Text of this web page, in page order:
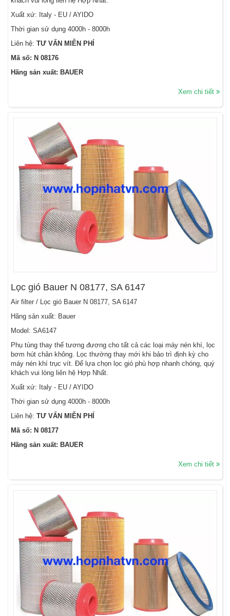
Xuất xứ: Italy - EU / AYIDO
Thời gian sử dụng 4000h - 8000h
Liên hệ: TƯ VẤN MIỄN PHÍ
Mã số: N 08176
Hãng sản xuất: BAUER
Xem chi tiết
Lọc gió Bauer N 08177, SA 6147
Air filter / Lọc gió Bauer N 08177, SA 6147
Hãng sản xuất: Bauer
Model: SA6147
Phụ tùng thay thế tương đương cho tất cả các loại máy nén khí, lọc
bơm hút chân không. Lọc thường thay mới khi bảo trì định kỳ cho
máy nén khí trục vít. Để lựa chọn lọc gió phù hợp nhanh chóng, quý
khách vui lòng liên hệ Hợp Nhất.
Xuất xứ: Italy - EU / AYIDO
Thời gian sử dụng 4000h - 8000h
Liên hệ: TƯ VẤN MIỄN PHÍ
Mã số: N 08177
Hãng sản xuất: BAUER
Xem chi tiết